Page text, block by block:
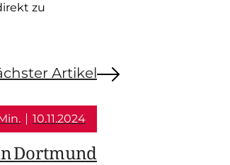
zu
Artikel
10.11.2024
Dortmund